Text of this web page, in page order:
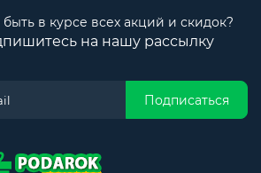
быть в курсе всех акций и скидок?
на нашу рассылку
Подписаться